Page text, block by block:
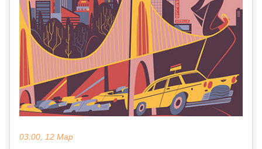
03:00, 12 Мар